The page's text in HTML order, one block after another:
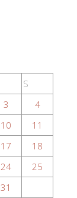
S
3
4
10
11
17
18
24
25
31